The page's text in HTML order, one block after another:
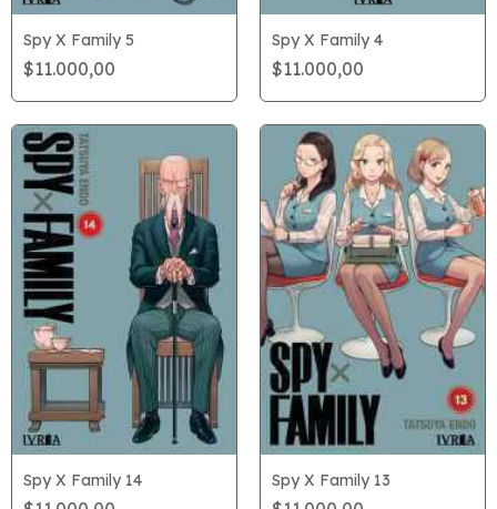
Spy X Family 5
$11.000,00
Spy X Family 4
$11.000,00
Spy X Family 14 Spy X Family 13